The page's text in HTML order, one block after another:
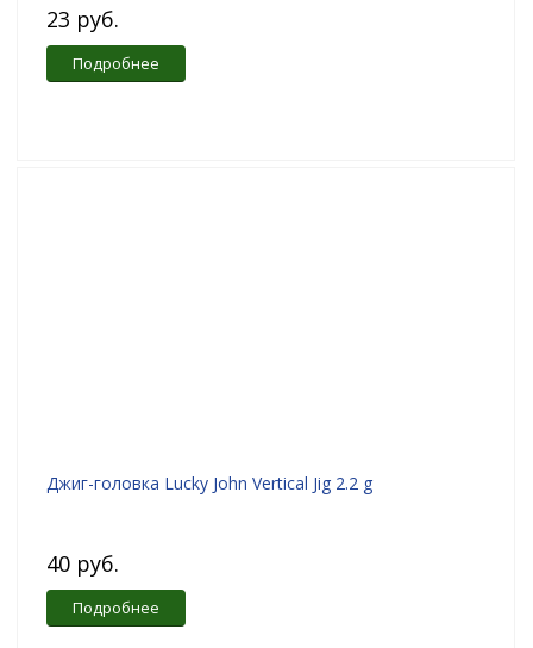
23 руб.
Подробнее
Джиг-головка Lucky John Vertical Jig 2.2 g
40 руб.
Подробнее